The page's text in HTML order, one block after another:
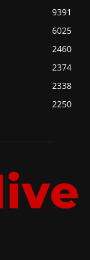
9391
6025
2460
2374
2338
2250